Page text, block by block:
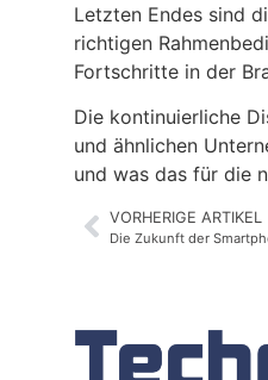
Letzten Endes sind
richtigen
Fortschritte in der
Die kontinuierliche
und ähnlichen
und was das für die
VORHERIGE ARTIKEL
Die Zukunft der